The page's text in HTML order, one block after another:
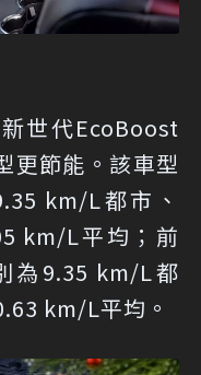
世代EcoBoost
更節能。該車型
km/L都市、
km/L平均；前
為9.35 km/L都
km/L平均。